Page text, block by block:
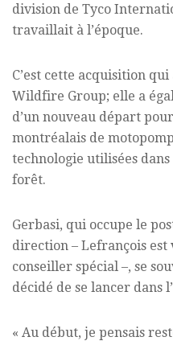
division de Tyco
travaillait à l’époque.
C’est cette acquisition
Wildfire Group; elle a
d’un nouveau départ
montréalais de
technologie utilisées
forêt.
Gerbasi, qui occupe le
direction – Lefrançois
conseiller spécial –, se
décidé de se lancer dans
« Au début, je pensais